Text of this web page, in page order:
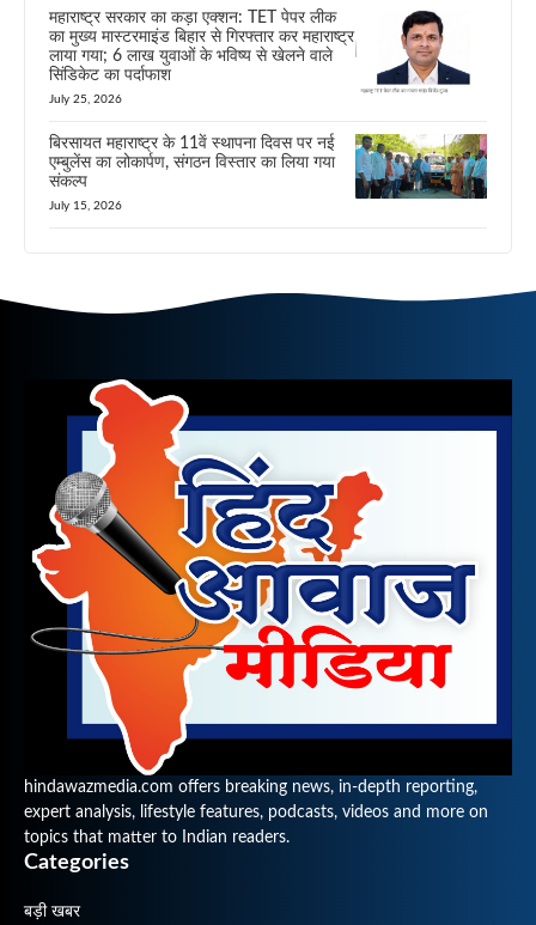
महाराष्ट्र सरकार का कड़ा एक्शन: TET पेपर लीक
का मुख्य मास्टरमाइंड बिहार से गिरफ्तार कर महाराष्ट्र
लाया गया; 6 लाख युवाओं के भविष्य से खेलने वाले
सिंडिकेट का पर्दाफाश
July 25, 2026
बिरसायत महाराष्ट्र के 11वें स्थापना दिवस पर नई
एम्बुलेंस का लोकार्पण, संगठन विस्तार का लिया गया
संकल्प
July 15, 2026
hindawazmedia.com offers breaking news, in-depth reporting,
expert analysis, lifestyle features, podcasts, videos and more on
topics that matter to Indian readers.
Categories
बड़ी खबर